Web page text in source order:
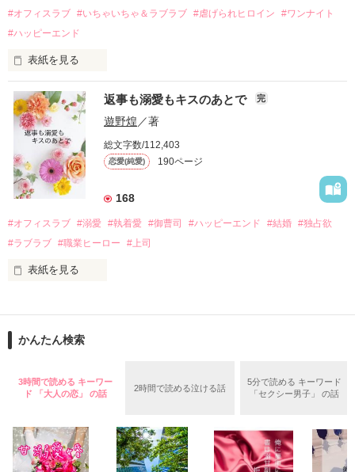
運命のような再会を果たす。
酔った勢いで一夜を共にしてしまった。
さらに、美桜が初めてだと知った哲平は
『責任をとる、結婚しよう』と真っ直ぐに告げてきた。
戸惑う美桜とは裏腹に、好きという気持ちを隠すことなく
甘やかしてくる。
そんなある日、哲平は美桜がストーカー被害に
遭っていることを知る。
美桜を守るため、哲平は同居を提案してきて――。
夏木美桜(なつきみお)
鳴海哲平 (なるみてっぺい)
2026.6.5～2026.7.25
＊以前、公開していた話の改稿版です＊
#オフィスラブ #いちゃいちゃ＆ラブラブ #虐げられヒロイン
#ワンナイト
#ハッピーエンド
表紙を見る
おかしな噂を流されて前の職場でうまくいかなかった梅田美
桜は、海外で傷心旅行をしていたところ、日本人美青年と出会
い、酒の勢いもあり一夜限りの関係となる。
帰国後、美桜は新しい職場でワンナイトした美青年と再会。
なんと彼の正体は、とある財閥御曹司にも関わらず、一族を離
れて起業した新進気鋭の実業家、社内でも冷徹だと評判な社長
――御影恭司その人だったのだ――！
なぜか恭司から飼い猫の世話係を命じられた美桜は、猫の世
の関係となってしまい――？
返事も溺愛もキスのあとで 完
遊野煌 ／著
総文字数/112,403
恋愛(純愛) 190ページ
168
#オフィスラブ #溺愛 #執着愛 #御曹司 #ハッピーエンド #結婚 #独占欲
#ラブラブ #職業ヒーロー #上司
表紙を見る
ションの企画戦略室で働いている。
めた、同期で恋人の石垣守（26）がいるのだが、後輩の姫原由
いた。
守と由羅から『便利屋雛子』と馬鹿にされ、一人こっそり泣い
た上、同居まで提案してきて──？
鷹哉『宜しくな、俺の雛子』🦅
かんたん検索
3時間で読める キーワー
ド 「大人の恋」 の話
2時間で読める泣ける話
5分で読める キーワード
「セクシー男子」 の話